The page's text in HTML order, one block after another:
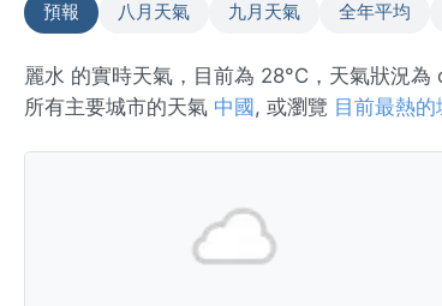
預報 八月天氣 九月天氣 全年平均
麗水 的實時天氣，目前為 28°C，天氣狀況
所有主要城市的天氣 中國 , 或瀏覽 目前最熱的